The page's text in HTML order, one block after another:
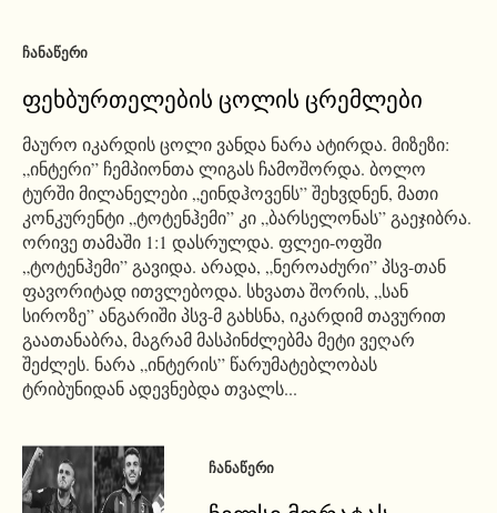
ᲩᲐᲜᲐᲬᲔᲠᲘ
ფეხბურთელების ცოლის ცრემლები
მაურო იკარდის ცოლი ვანდა ნარა ატირდა. მიზეზი:
„ინტერი” ჩემპიონთა ლიგას ჩამოშორდა. ბოლო
ტურში მილანელები „ეინდჰოვენს” შეხვდნენ, მათი
კონკურენტი „ტოტენჰემი” კი „ბარსელონას” გაეჯიბრა.
ორივე თამაში 1:1 დასრულდა. ფლეი-ოფში
„ტოტენჰემი” გავიდა. არადა, „ნეროაძური” პსვ-თან
ფავორიტად ითვლებოდა. სხვათა შორის, „სან
სიროზე” ანგარიში პსვ-მ გახსნა, იკარდიმ თავურით
გაათანაბრა, მაგრამ მასპინძლებმა მეტი ვეღარ
შეძლეს. ნარა „ინტერის” წარუმატებლობას
ტრიბუნიდან ადევნებდა თვალს...
ᲩᲐᲜᲐᲬᲔᲠᲘ